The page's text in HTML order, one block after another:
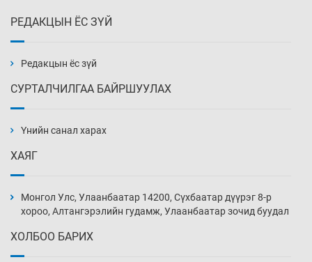
2026-08-07
2026-08-07
2026-08-07
РЕДАКЦЫН ЁС ЗҮЙ
Редакцын ёс зүй
СУРТАЛЧИЛГАА БАЙРШУУЛАХ
Үнийн санал харах
ХАЯГ
Монгол Улс, Улаанбаатар 14200, Сүхбаатар дүүрэг 8-р
хороо, Алтангэрэлийн гудамж, Улаанбаатар зочид буудал
ХОЛБОО БАРИХ